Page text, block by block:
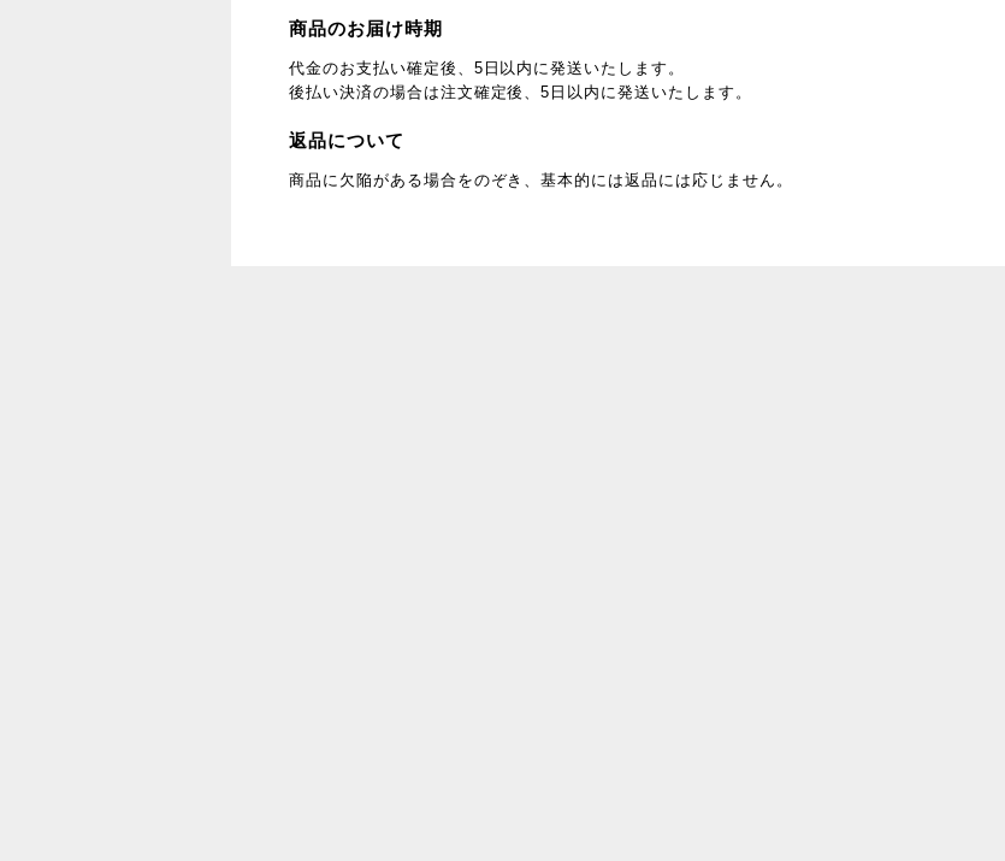
商品のお届け時期
代金のお支払い確定後、5日以内に発送いたします。
後払い決済の場合は注文確定後、5日以内に発送いたします。
返品について
商品に欠陥がある場合をのぞき、基本的には返品には応じません。